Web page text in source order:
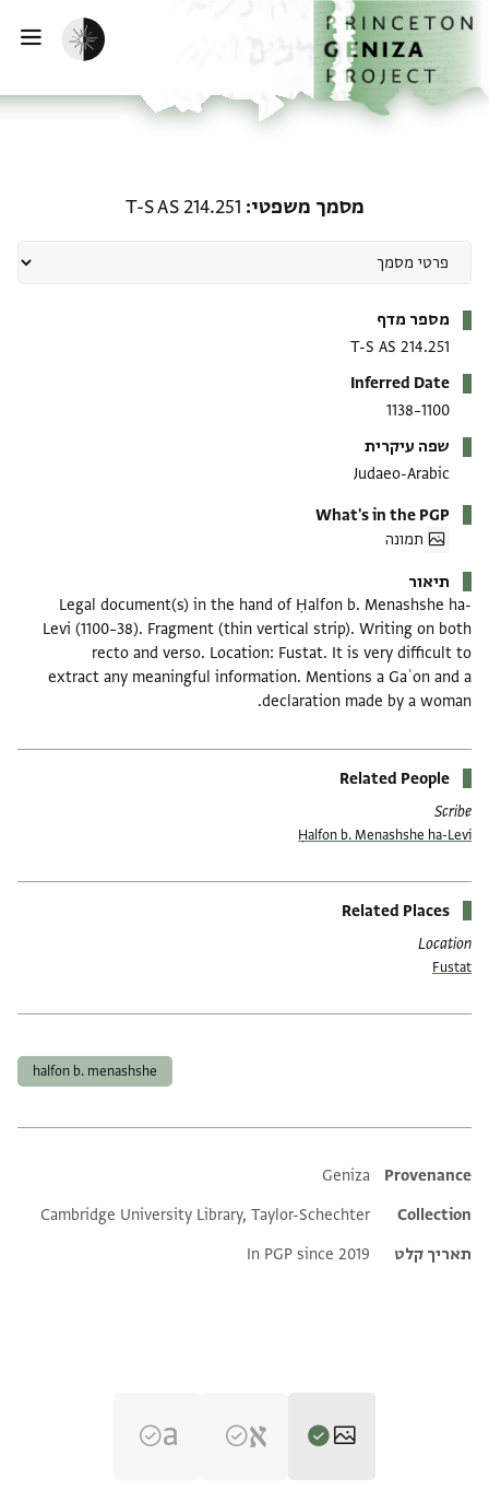
לתוכןהבית
הפעלת מצב כהה
מסמך משפטי T-S AS 214.251
מספר מדף
T-S AS 214.251
Inferred Date
1100–1138
שפה עיקרית
Judaeo-Arabic
What's in the PGP
תמונה
תיאור
Legal document(s) in the hand of Ḥalfon b. Menashshe ha-
Levi (1100–38). Fragment (thin vertical strip). Writing on both
recto and verso. Location: Fustat. It is very difficult to
extract any meaningful information. Mentions a Gaʾon and a
declaration made by a woman.
Related People
Scribe
Ḥalfon b. Menashshe ha-Levi
Related Places
Location
Fustat
halfon b. menashshe
Additional metadata
Provenance
Geniza
Collection
Cambridge University Library, Taylor-Schechter
תאריך קלט
In PGP since 2019